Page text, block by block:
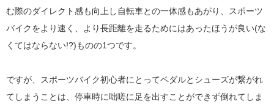
む際のダイレクト感も向上し自転車との一体感もあがり、スポーツ
バイクをより速く、より長距離を走るためにはあったほうが良い(な
くてはならない!?)ものの1つです。
ですが、スポーツバイク初心者にとってペダルとシューズが繋がれ
てしまうことは、停車時に咄嗟に足を出すことができず倒れてしま